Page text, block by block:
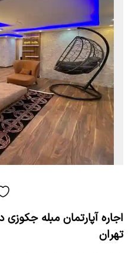
اجاره آپارتمان مبله
تهران